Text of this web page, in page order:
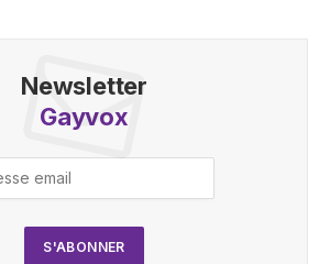
Newsletter
Gayvox